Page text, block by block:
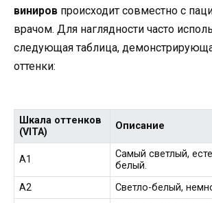
виниров происходит совместно с
врачом. Для наглядности часто
следующая таблица,
оттенки:
Шкала оттенков
(VITA)
Описание
A1
Самый светлый,
белый.
A2
Светло-белый,